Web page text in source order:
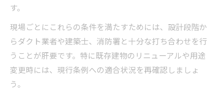
す。
現場ごとにこれらの条件を満たすためには、設計段階か
らダクト業者や建築士、消防署と十分な打ち合わせを行
うことが肝要です。特に既存建物のリニューアルや用途
変更時には、現行条例への適合状況を再確認しましょ
う。